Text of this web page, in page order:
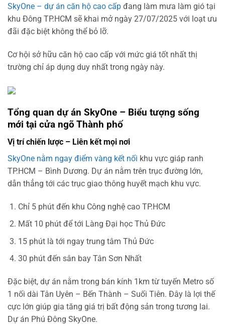
SkyOne – dự án căn hộ cao cấp đang làm mưa làm gió tại
khu Đông TP.HCM sẽ khai mở ngày 27/07/2025 với loạt ưu
đãi đặc biệt không thể bỏ lỡ.
Cơ hội sở hữu căn hộ cao cấp với mức giá tốt nhất thị
trường chỉ áp dụng duy nhất trong ngày này.
Tổng quan dự án SkyOne – Biểu tượng sống
mới tại cửa ngõ Thành phố
Vị trí chiến lược – Liên kết mọi nơi
SkyOne nằm ngay điểm vàng kết nối khu vực giáp ranh
TP.HCM – Bình Dương. Dự án nằm trên trục đường lớn,
dẫn thẳng tới các trục giao thông huyết mạch khu vực.
Chỉ 5 phút đến khu Công nghệ cao TP.HCM
Mất 10 phút để tới Làng Đại học Thủ Đức
15 phút là tới ngay trung tâm Thủ Đức
30 phút đến sân bay Tân Sơn Nhất
Đặc biệt, dự án nằm trong bán kính 1km từ tuyến Metro số
1 nối dài Tân Uyên – Bến Thành – Suối Tiên. Đây là lợi thế
cực lớn giúp gia tăng giá trị bất động sản trong tương lai.
Dự án Phú Đông SkyOne.